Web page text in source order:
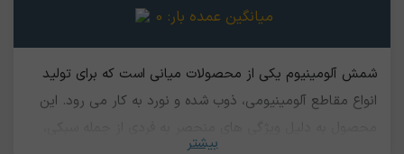
میانگین عمده بار: 0
شمش آلومینیوم یکی از محصولات میانی است که برای تولید
انواع مقاطع آلومینیومی، ذوب شده و نورد به کار می رود. این
بیشتر